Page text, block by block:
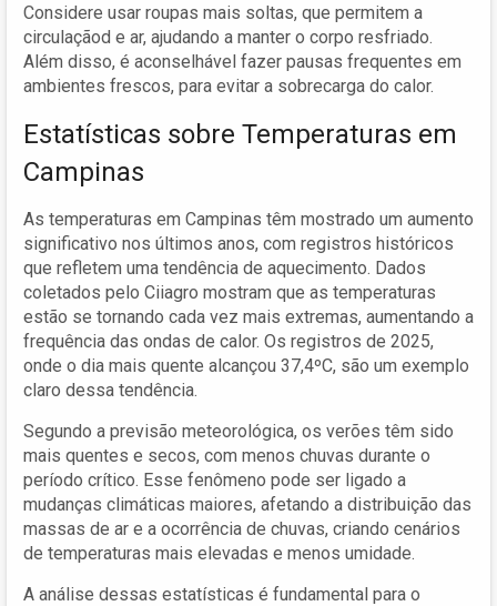
Considere usar roupas mais soltas, que permitem a
circulaçãod e ar, ajudando a manter o corpo resfriado.
Além disso, é aconselhável fazer pausas frequentes em
ambientes frescos, para evitar a sobrecarga do calor.
Estatísticas sobre Temperaturas em
Campinas
As temperaturas em Campinas têm mostrado um aumento
significativo nos últimos anos, com registros históricos
que refletem uma tendência de aquecimento. Dados
coletados pelo Ciiagro mostram que as temperaturas
estão se tornando cada vez mais extremas, aumentando a
frequência das ondas de calor. Os registros de 2025,
onde o dia mais quente alcançou 37,4ºC, são um exemplo
claro dessa tendência.
Segundo a previsão meteorológica, os verões têm sido
mais quentes e secos, com menos chuvas durante o
período crítico. Esse fenômeno pode ser ligado a
mudanças climáticas maiores, afetando a distribuição das
massas de ar e a ocorrência de chuvas, criando cenários
de temperaturas mais elevadas e menos umidade.
A análise dessas estatísticas é fundamental para o